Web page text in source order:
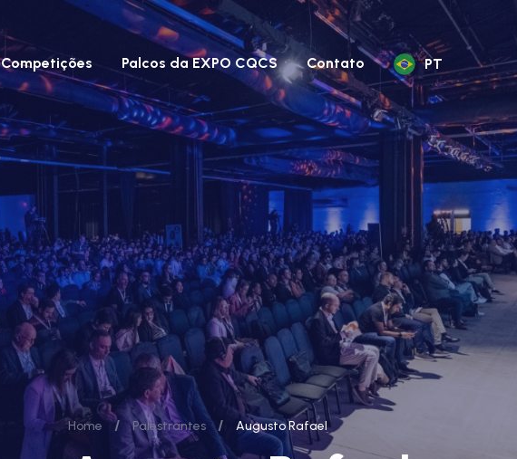
Competições Palcos da EXPO CQCS Contato PT
Home / Palestrantes / Augusto Rafael